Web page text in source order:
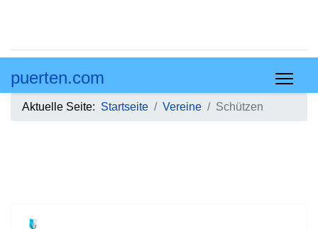
puerten.com
Aktuelle Seite: Startseite Vereine Schützen